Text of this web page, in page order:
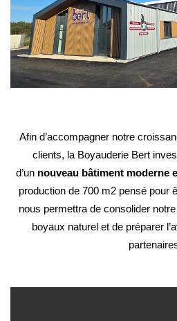
Afin d’accompagner notre
clients, la Boyauderie Bert
d’un nouveau bâtiment moderne
production de 700 m2 pensé pour
nous permettra de consolider
boyaux naturel et de préparer